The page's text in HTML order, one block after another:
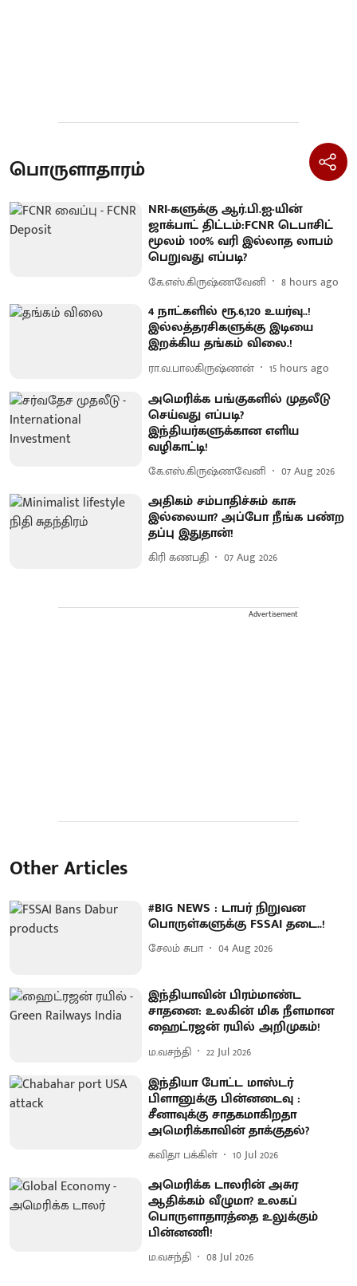
பொருளாதாரம்
NRI-களுக்கு ஆர்.பி.ஐ-யின்
ஜாக்பாட் திட்டம்:FCNR டெபாசிட்
மூலம் 100% வரி இல்லாத லாபம்
பெறுவது எப்படி?
கே.எஸ்.கிருஷ்ணவேனி 8 hours ago
4 நாட்களில் ரூ.6,120 உயர்வு..!
இல்லத்தரசிகளுக்கு இடியை
இறக்கிய தங்கம் விலை.!
ரா.வ.பாலகிருஷ்ணன் 15 hours ago
அமெரிக்க பங்குகளில் முதலீடு
செய்வது எப்படி?
இந்தியர்களுக்கான எளிய
வழிகாட்டி!
கே.எஸ்.கிருஷ்ணவேனி 07 Aug 2026
அதிகம் சம்பாதிச்சும் காசு
இல்லையா? அப்போ நீங்க பண்ற
தப்பு இதுதான்!
கிரி கணபதி 07 Aug 2026
Advertisement
Other Articles
#BIG NEWS : டாபர் நிறுவன
பொருள்களுக்கு FSSAI தடை..!
சேலம் சுபா 04 Aug 2026
இந்தியாவின் பிரம்மாண்ட
சாதனை: உலகின் மிக நீளமான
ஹைட்ரஜன் ரயில் அறிமுகம்!
ம.வசந்தி 22 Jul 2026
இந்தியா போட்ட மாஸ்டர்
பிளானுக்கு பின்னடைவு :
சீனாவுக்கு சாதகமாகிறதா
அமெரிக்காவின் தாக்குதல்?
கவிதா பக்கிள் 10 Jul 2026
அமெரிக்க டாலரின் அசுர
ஆதிக்கம் வீழுமா? உலகப்
பொருளாதாரத்தை உலுக்கும்
பின்னணி!
ம.வசந்தி 08 Jul 2026